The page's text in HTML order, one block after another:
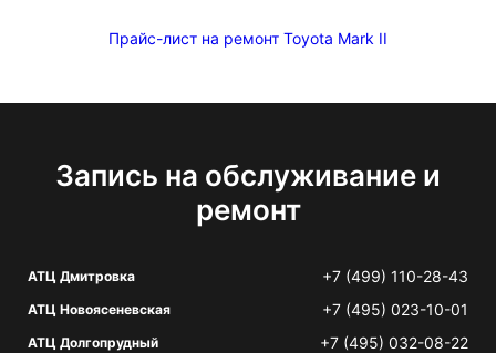
Прайс-лист на ремонт Toyota Mark II
Запись на обслуживание и
ремонт
АТЦ Дмитровка +7 (499) 110-28-43
АТЦ Новоясеневская +7 (495) 023-10-01
АТЦ Долгопрудный +7 (495) 032-08-22